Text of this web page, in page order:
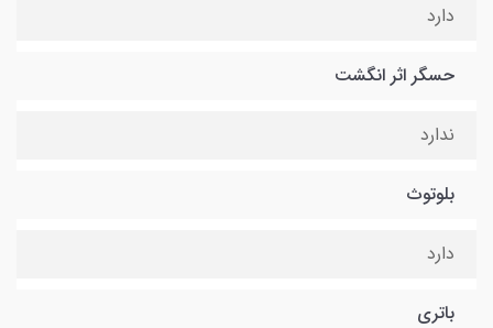
دارد
حسگر اثر انگشت
ندارد
بلوتوث
دارد
باتری